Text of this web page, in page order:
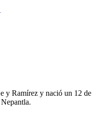
y Ramírez y nació un 12 de